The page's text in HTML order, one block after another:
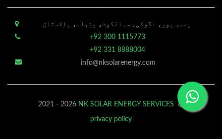
رحیم پور، اگوکی، سیالکوٹ، پنجاب، پاکستان
+92 300 1115773
+92 331 8888004
info@nksolarenergy.com
2021 - 2026
privacy policy